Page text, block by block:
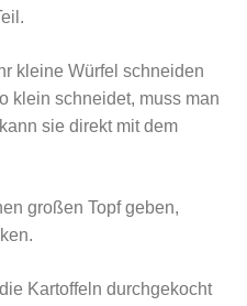
kleine Würfel schneiden
klein schneidet, muss man
sie direkt mit dem
großen Topf geben,
Kartoffeln durchgekocht